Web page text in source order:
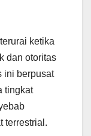
ketika
dan otoritas
ini berpusat
tingkat
terrestrial.